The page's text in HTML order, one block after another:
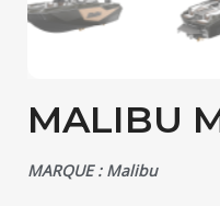
MALIBU
MARQUE : Malibu